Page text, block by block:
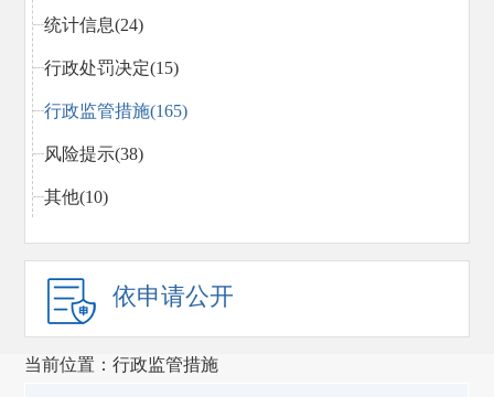
统计信息(24)
行政处罚决定(15)
行政监管措施(165)
风险提示(38)
其他(10)
依申请公开
当前位置：行政监管措施